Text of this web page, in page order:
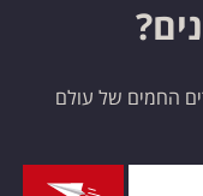
החמים של עולם